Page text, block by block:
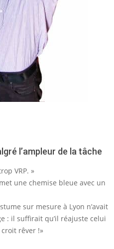
l’ampleur de la tâche
VRP. »
une chemise bleue avec un
sur mesure à Lyon n’avait
: il suffirait qu’il réajuste celui
rêver !»